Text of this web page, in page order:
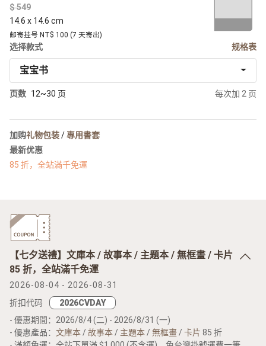
$
14.6 x 14.6 cm
邮寄挂号 NT$ 100 (7 天寄出)
选择款式 规格表
宝宝书
页数 12~30 页 每次加 2 页
加购礼物包装/專用書套
最新优惠
85 折，全站滿千免運
【七夕送禮】文庫本 / 故事本 / 主題本 / 無框畫 / 卡片
85 折，全站滿千免運
2026-08-04 - 2026-08-31
折扣代码
- 優惠期間：2026/8/4 (二) - 2026/8/31 (一)
- 優惠產品： 文庫本 /故事本 / 主題本 /無框畫 /卡片 85 折